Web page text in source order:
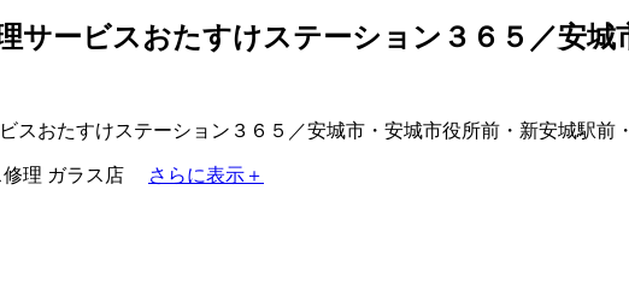
サービスおたすけステーション３６５／安城
修理 ガラス店 さらに表示＋